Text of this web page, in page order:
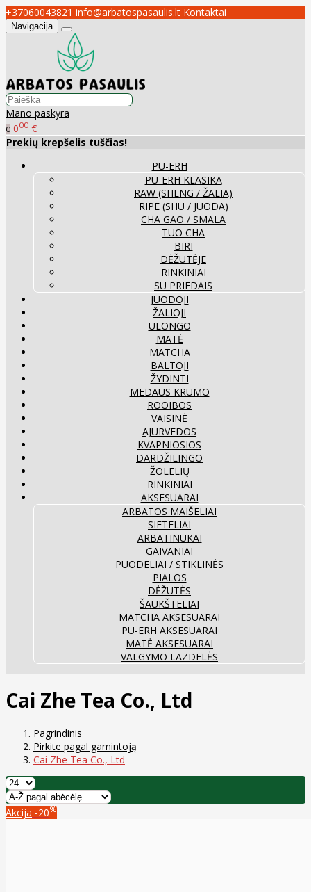
+37060043821 info@arbatospasaulis.lt Kontaktai
Navigacija
Mano paskyra
0 000 €
Prekių krepšelis tuščias!
PU-ERH
PU-ERH KLASIKA
RAW (SHENG / ŽALIA)
RIPE (SHU / JUODA)
CHA GAO / SMALA
TUO CHA
BIRI
DĖŽUTĖJE
RINKINIAI
SU PRIEDAIS
JUODOJI
ŽALIOJI
ULONGO
MATĖ
MATCHA
BALTOJI
ŽYDINTI
MEDAUS KRŪMO
ROOIBOS
VAISINĖ
AJURVEDOS
KVAPNIOSIOS
DARDŽILINGO
ŽOLELIŲ
RINKINIAI
AKSESUARAI
ARBATOS MAIŠELIAI
SIETELIAI
ARBATINUKAI
GAIVANIAI
PUODELIAI / STIKLINĖS
PIALOS
DĖŽUTĖS
ŠAUKŠTELIAI
MATCHA AKSESUARAI
PU-ERH AKSESUARAI
MATĖ AKSESUARAI
VALGYMO LAZDELĖS
Cai Zhe Tea Co., Ltd
Pagrindinis
Pirkite pagal gamintoją
Cai Zhe Tea Co., Ltd
Akcija -20%